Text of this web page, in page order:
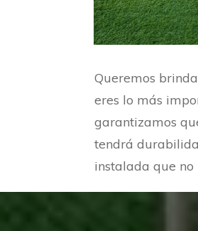
Queremos
eres lo más
garantizamos
tendrá
instalada que no